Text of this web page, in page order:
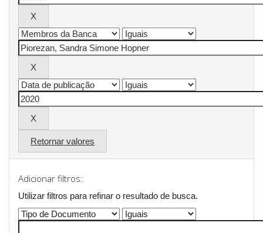
Retornar valores
Adicionar filtros:
Utilizar filtros para refinar o resultado de busca.